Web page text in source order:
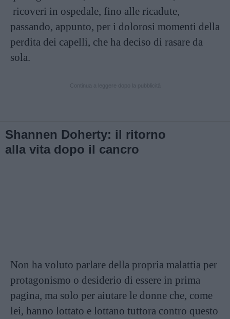
ricoveri in ospedale, fino alle ricadute,
passando, appunto, per i dolorosi momenti della
perdita dei capelli, che ha deciso di rasare da
sola.
Shannen Doherty: il ritorno
alla vita dopo il cancro
Non ha voluto parlare della propria malattia per
protagonismo o desiderio di essere in prima
pagina, ma solo per aiutare le donne che, come
lei, hanno lottato e lottano tuttora contro questo